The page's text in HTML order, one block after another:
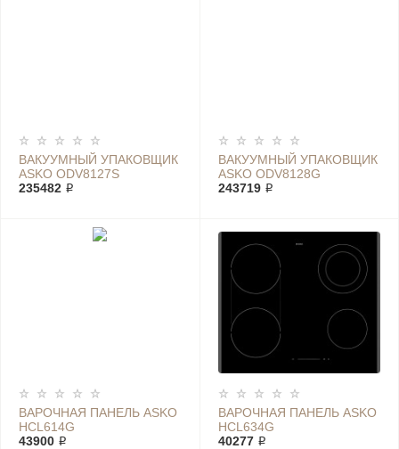
ВАКУУМНЫЙ УПАКОВЩИК
ASKO ODV8127S
235482 ₽
ВАКУУМНЫЙ УПАКОВЩИК
ASKO ODV8128G
243719 ₽
ВАРОЧНАЯ ПАНЕЛЬ ASKO
HCL614G
43900 ₽
ВАРОЧНАЯ ПАНЕЛЬ ASKO
HCL634G
40277 ₽